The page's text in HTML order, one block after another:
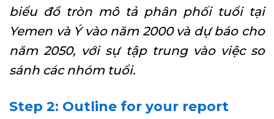
biểu đồ tròn mô tả phân phối tuổi tại
Yemen và Ý vào năm 2000 và dự báo cho
năm 2050, với sự tập trung vào việc so
sánh các nhóm tuổi.
Step 2: Outline for your report